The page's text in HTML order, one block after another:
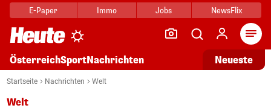
E-Paper Immo Jobs NewsFlix
ÖsterreichSportNachrichten Neueste
Startseite Nachrichten Welt
Welt